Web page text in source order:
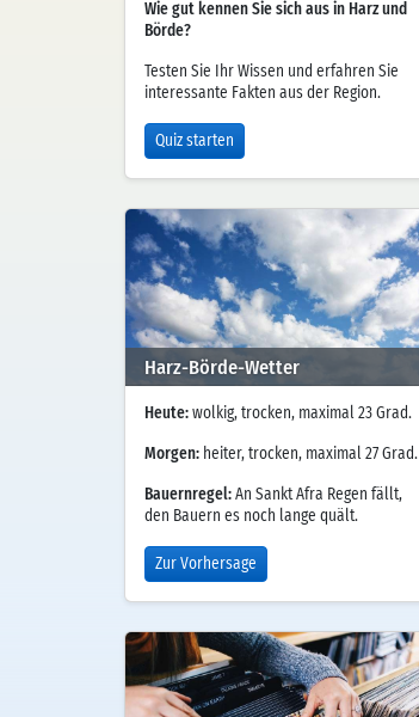
Wie gut kennen Sie sich aus in Harz und
Börde?
Testen Sie Ihr Wissen und erfahren Sie
interessante Fakten aus der Region.
Quiz starten
Harz-Börde-Wetter
Heute: wolkig, trocken, maximal 23 Grad.
Morgen: heiter, trocken, maximal 27 Grad.
Bauernregel: An Sankt Afra Regen fällt,
den Bauern es noch lange quält.
Zur Vorhersage